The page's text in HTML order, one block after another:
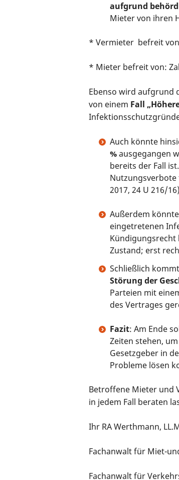
aufgrund
Mieter von ihren
* Vermieter befreit
* Mieter befreit von:
Ebenso wird aufgrund
von einem Fall
Auch könnte
%ausgegangen
bereits der Fall
Nutzungsverbote
2017, 24 U 216/16)
Außerdem
eingetretenen
Zustand; erst
Schließlich
Störung der
Parteien mit
des Vertrages
Fazit: Am Ende
Zeiten stehen,
Gesetzgeber in
Probleme lösen
Betroffene Mieter und
in jedem Fall beraten
Ihr RA Werthmann,
Fachanwalt für Miet-
Fachanwalt für